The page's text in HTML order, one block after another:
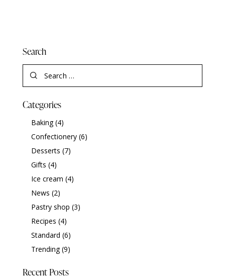
Search
Categories
Baking(4)
Confectionery(6)
Desserts (7)
Gifts (4)
Ice cream (4)
News (2)
Pastry shop (3)
Recipes (4)
Standard (6)
Trending(9)
Recent Posts